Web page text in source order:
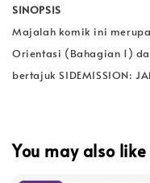
SINOPSIS
Majalah komik ini
Orientasi (Bahagian 1)
bertajuk SIDEMISSION:
You may also like